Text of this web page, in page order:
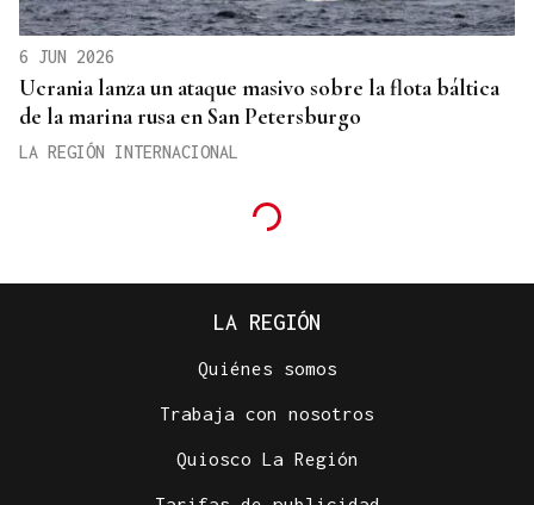
6 JUN 2026
Ucrania lanza un ataque masivo sobre la flota báltica
de la marina rusa en San Petersburgo
LA REGIÓN INTERNACIONAL
LA REGIÓN
Quiénes somos
Trabaja con nosotros
Quiosco La Región